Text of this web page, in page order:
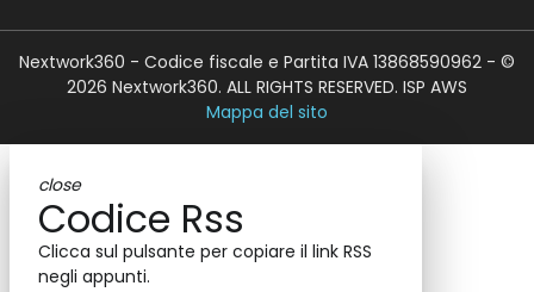
Nextwork360 - Codice fiscale e Partita IVA 13868590962 - ©
2026 Nextwork360. ALL RIGHTS RESERVED. ISP AWS
Mappa del sito
close
Codice Rss
Clicca sul pulsante per copiare il link RSS
negli appunti.